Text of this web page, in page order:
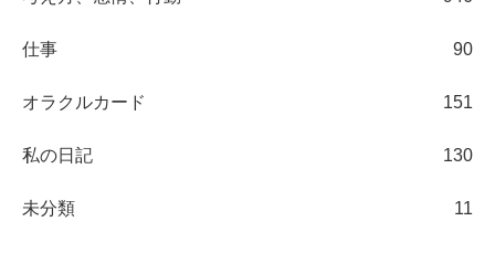
仕事 90
オラクルカード 151
私の日記 130
未分類 11